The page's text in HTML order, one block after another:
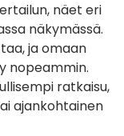
näet eri
näkymässä.
ja omaan
nopeammin.
ratkaisu,
ajankohtainen